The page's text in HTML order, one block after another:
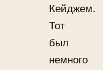
Кейджем.
Тот
был
немного